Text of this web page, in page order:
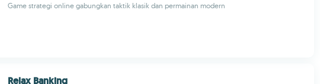
Game strategi online gabungkan taktik klasik dan permainan modern
Relax Banking